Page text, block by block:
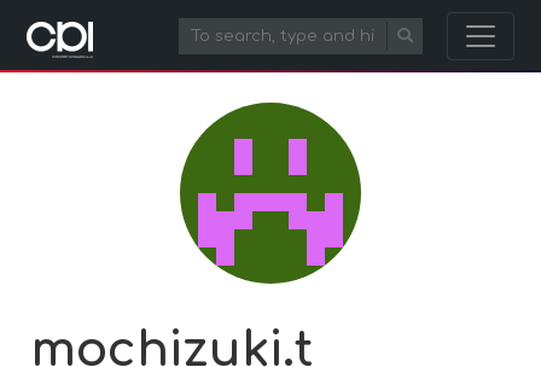
mochizuki.t